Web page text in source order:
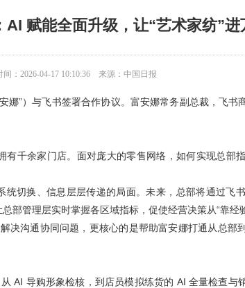
AI 赋能全面升级，让“艺术家纺”进
间：2026-04-17 10:10:36来源：中国日报
娜”）与飞书签署合作协议。富安娜常务副总裁，飞书
千余家门店。面对庞大的零售网络，如何实现总部
统切换、信息层层传递的局面。未来，总部将通过飞
管理层实时掌握各区域指标，促使经营决策从“靠经验
决沟通协同问题，更核心的是帮助富安娜打通从总部
AI 导购形象检核，到店员模拟练货的 AI 全量检查